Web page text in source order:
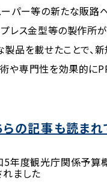
ーパー等の新たな販路
プレス金型等の製作所
製品を載せたことで、
や専門性を効果的に
らの記事も読まれ
5年度観光庁関係予算
れました